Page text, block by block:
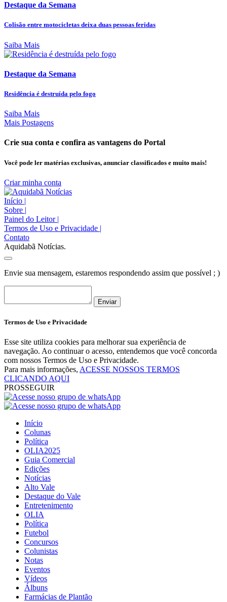
Destaque da Semana
Colisão entre motocicletas deixa duas pessoas feridas
Saiba Mais
Destaque da Semana
Residência é destruída pelo fogo
Saiba Mais
Mais Postagens
Crie sua conta e confira as vantagens do Portal
Você pode ler matérias exclusivas, anunciar classificados e muito mais!
Criar minha conta
Início |
Sobre |
Painel do Leitor |
Termos de Uso e Privacidade |
Contato
Aquidabã Notícias.
Envie sua mensagem, estaremos respondendo assim que possível ; )
Enviar
Termos de Uso e Privacidade
Esse site utiliza cookies para melhorar sua experiência de
navegação. Ao continuar o acesso, entendemos que você concorda
com nossos Termos de Uso e Privacidade.
Para mais informações, ACESSE NOSSOS TERMOS
CLICANDO AQUI
PROSSEGUIR
Início
Colunas
Política
OLIA2025
Guia Comercial
Edições
Notícias
Alto Vale
Destaque do Vale
Entretenimento
OLIA
Política
Futebol
Concursos
Colunistas
Notas
Eventos
Vídeos
Álbuns
Farmácias de Plantão